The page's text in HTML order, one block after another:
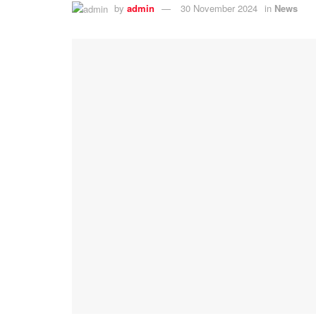
by admin 30 November 2024 in News